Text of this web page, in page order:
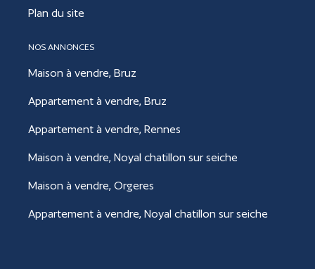
Plan du site
NOS ANNONCES
Maison à vendre, Bruz
Appartement à vendre, Bruz
Appartement à vendre, Rennes
Maison à vendre, Noyal chatillon sur seiche
Maison à vendre, Orgeres
Appartement à vendre, Noyal chatillon sur seiche